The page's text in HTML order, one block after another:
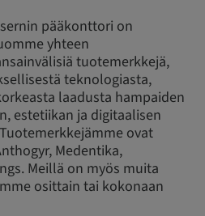
pääkonttori on
yhteen
tuotemerkkejä,
teknologiasta,
laadusta hampaiden
estetiikan ja digitaalisen
ovat
Medentika,
Meillä on myös muita
osittain tai kokonaan